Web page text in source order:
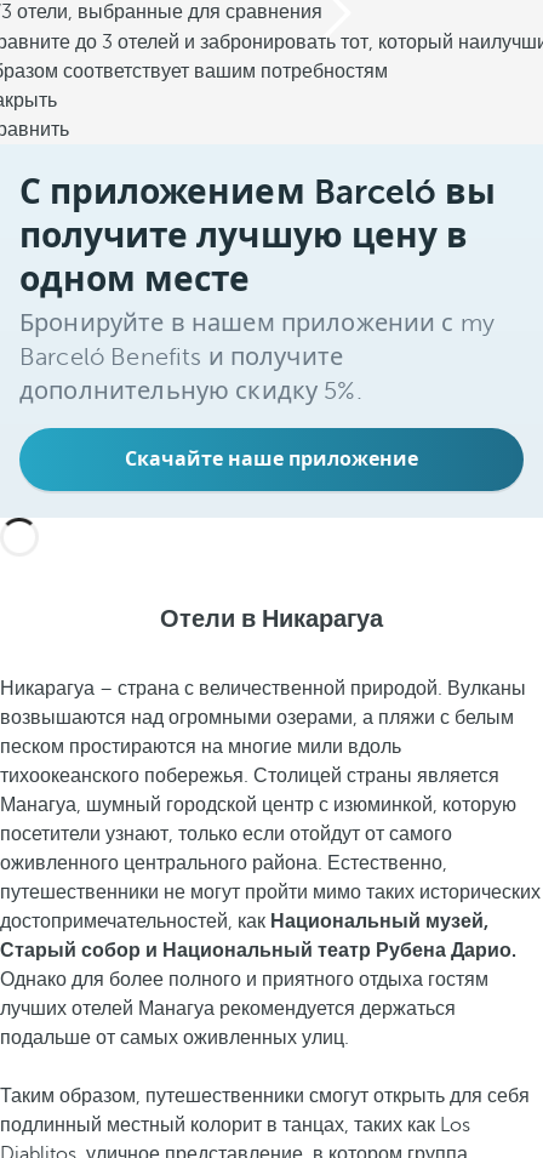
отели, выбранные для сравнения
до 3 отелей и забронировать тот, который
соответствует вашим потребностям
С приложением Barceló вы
получите лучшую цену в
одном месте
Бронируйте в нашем приложении с my
Barceló Benefits и получите
дополнительную скидку 5%.
Скачайте наше приложение
Отели в Никарагуа
Никарагуа – страна с величественной природой. Вулканы
возвышаются над огромными озерами, а пляжи с белым
песком простираются на многие мили вдоль
тихоокеанского побережья. Столицей страны является
Манагуа, шумный городской центр с изюминкой, которую
посетители узнают, только если отойдут от самого
оживленного центрального района. Естественно,
путешественники не могут пройти мимо таких исторических
достопримечательностей, как Национальный музей,
Старый собор и Национальный театр Рубена Дарио.
Однако для более полного и приятного отдыха гостям
лучших отелей Манагуа рекомендуется держаться
подальше от самых оживленных улиц.
Таким образом, путешественники смогут открыть для себя
подлинный местный колорит в танцах, таких как Los